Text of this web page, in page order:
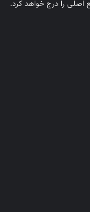
اصلی را درج خواهد کرد.